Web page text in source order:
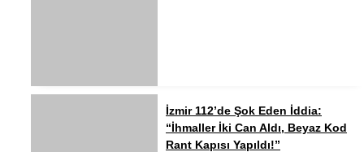
İzmir 112’de Şok Eden İddia:
“İhmaller İki Can Aldı, Beyaz Kod
Rant Kapısı Yapıldı!”